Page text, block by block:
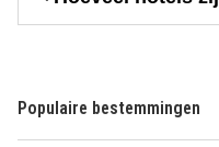
Populaire bestemmingen